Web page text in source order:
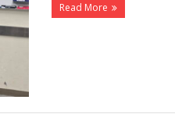
Read More